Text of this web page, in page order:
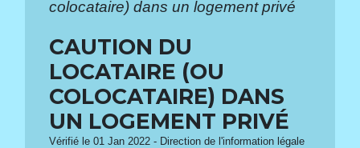
colocataire) dans un logement privé
CAUTION DU
LOCATAIRE (OU
COLOCATAIRE) DANS
UN LOGEMENT PRIVÉ
Vérifié le 01 Jan 2022 - Direction de l'information légale